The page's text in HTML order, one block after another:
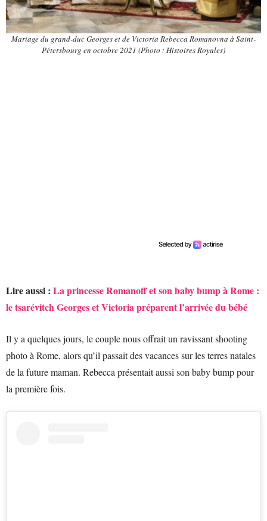
Mariage du grand-duc Georges et de Victoria Rebecca Romanovna à Saint-
Pétersbourg en octobre 2021 (Photo : Histoires Royales)
Lire aussi : La princesse Romanoff et son baby bump à Rome :
le tsarévitch Georges et Victoria préparent l’arrivée du bébé
Il y a quelques jours, le couple nous offrait un ravissant shooting
photo à Rome, alors qu’il passait des vacances sur les terres natales
de la future maman. Rebecca présentait aussi son baby bump pour
la première fois.